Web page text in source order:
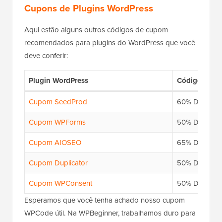
Cupons de Plugins WordPress
Aqui estão alguns outros códigos de cupom
recomendados para plugins do WordPress que você
deve conferir:
Plugin WordPress
Código do
Cupom SeedProd
60% DE
Cupom WPForms
50% DE
Cupom AIOSEO
65% DE
Cupom Duplicator
50% DE
Cupom WPConsent
50% DE
Esperamos que você tenha achado nosso cupom
WPCode útil. Na WPBeginner, trabalhamos duro para